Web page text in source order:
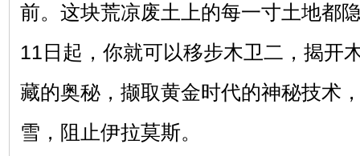
前。这块荒凉废土上的每一寸土地都
11日起，你就可以移步木卫二，揭开
藏的奥秘，撷取黄金时代的神秘技术
雪，阻止伊拉莫斯。